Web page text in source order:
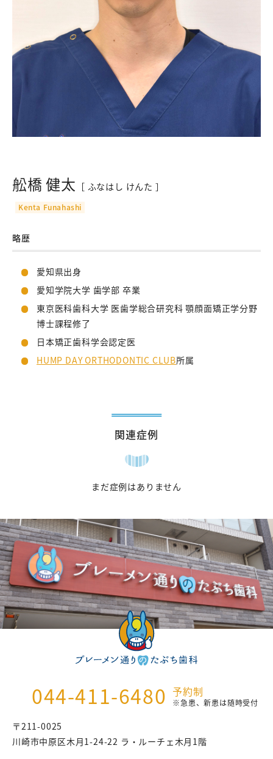
舩橋 健太 ［ ふなはし けんた ］
Kenta Funahashi
略歴
愛知県出身
愛知学院大学 歯学部 卒業
東京医科歯科大学 医歯学総合研究科 顎顔面矯正学分野
博士課程修了
日本矯正歯科学会認定医
HUMP DAY ORTHODONTIC CLUB所属
関連症例
まだ症例はありません
044-411-6480 予約制
※急患、新患は随時受付
〒211-0025
川崎市中原区木月1-24-22 ラ・ルーチェ木月1階